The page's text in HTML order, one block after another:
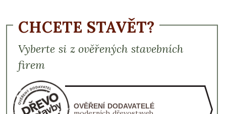
CHCETE STAVĚT?
Vyberte si z ověřených stavebních
firem
OVĚŘENÍ DODAVATELÉ